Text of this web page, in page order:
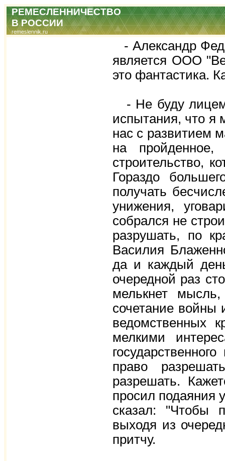
РЕМЕСЛЕННИЧЕСТВО
В РОССИИ
remeslennik.ru
- Александр
является ООО
это фантастика.
- Не буду
испытания, что я
нас с развитием
на
строительство,
Гораздо
получать
унижения,
собрался не
разрушать, по
Василия
да и каждый
очередной раз
мелькнет
сочетание войны
ведомственных
мелкими
право
разрешать.
просил подаяния
сказал: "Чтобы
выходя из
притчу.